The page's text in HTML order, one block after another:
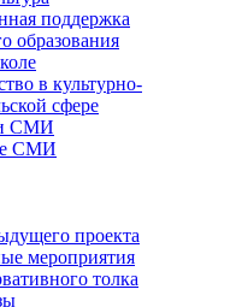
поддержка
образования
в культурно-
сфере
и СМИ
СМИ
проекта
мероприятия
толка